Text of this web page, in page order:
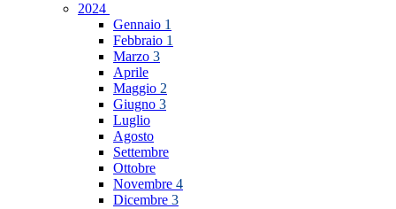
2024
Gennaio 1
Febbraio 1
Marzo 3
Aprile
Maggio 2
Giugno 3
Luglio
Agosto
Settembre
Ottobre
Novembre 4
Dicembre 3